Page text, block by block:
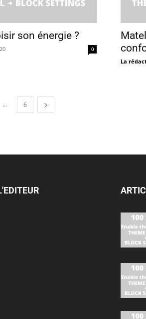
son énergie ?
0
La
... 6